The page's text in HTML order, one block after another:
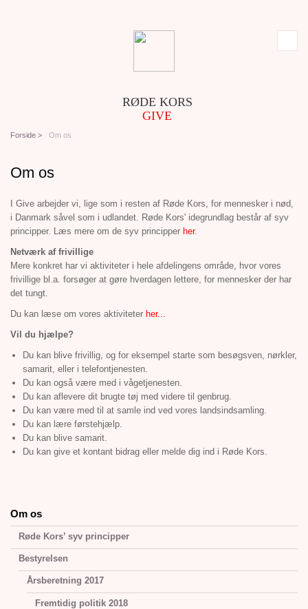
RØDE KORS
GIVE
Forside > Om os
Om os
I Give arbejder vi, lige som i resten af Røde Kors, for mennesker i nød,
i Danmark såvel som i udlandet. Røde Kors' idegrundlag består af syv
principper. Læs mere om de syv principper her.
Netværk af frivillige
Mere konkret har vi aktiviteter i hele afdelingens område, hvor vores
frivillige bl.a. forsøger at gøre hverdagen lettere, for mennesker der har
det tungt.
Du kan læse om vores aktiviteter her...
Vil du hjælpe?
Du kan blive frivillig, og for eksempel starte som besøgsven, nørkler,
samarit, eller i telefontjenesten.
Du kan også være med i vågetjenesten.
Du kan aflevere dit brugte tøj med videre til genbrug.
Du kan være med til at samle ind ved vores landsindsamling.
Du kan lære førstehjælp.
Du kan blive samarit.
Du kan give et kontant bidrag eller melde dig ind i Røde Kors.
Om os
Røde Kors’ syv principper
Bestyrelsen
Årsberetning 2017
Fremtidig politik 2018